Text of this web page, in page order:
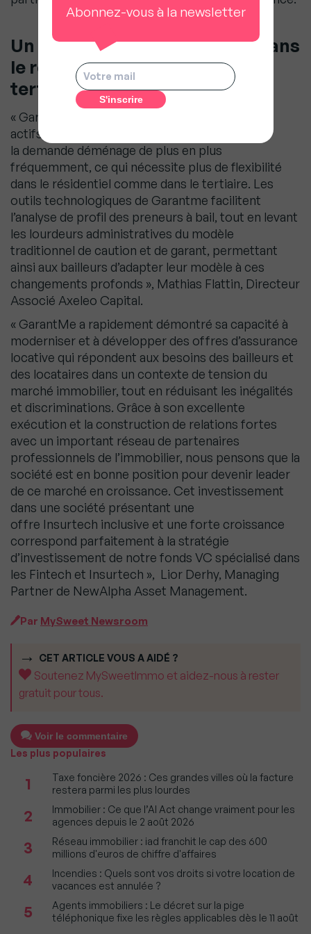
Un besoin: plus de flexibilité dans
le résidentiel comme dans le
tertiaire
« Garantme répond à un besoin de liquidité des
actifs immobiliers, dans un contexte où
la demande déménage de plus en plus
fréquemment, ce qui nécessite plus de flexibilité
dans le résidentiel comme dans le tertiaire. Les
outils technologiques de Garantme facilitent
l’analyse de profil des preneurs à bail, tout en levant
les lourdeurs administratives du modèle
traditionnel de caution et de garant, permettant
ainsi aux bailleurs d’adapter leur modèle à ces
changements profonds », Mathias Flattin, Directeur
Associé Axeleo Capital.
« GarantMe a rapidement démontré sa capacité à
moderniser et à développer des offres d’assurance
locative qui répondent aux besoins des bailleurs et
des locataires dans un contexte de tension du
marché immobilier, tout en réduisant les inégalités
et discriminations. Grâce à son excellente
exécution et la construction de relations fortes
avec un important réseau de partenaires
professionnels de l’immobilier, nous pensons que la
société est en bonne position pour devenir leader
de ce marché en croissance. Cet investissement
dans une société présentant une
offre Insurtech inclusive et une forte croissance
correspond parfaitement à la stratégie
d’investissement de notre fonds VC spécialisé dans
les Fintech et Insurtech », Lior Derhy, Managing
Partner de NewAlpha Asset Management.
Par MySweet Newsroom
CET ARTICLE VOUS A AIDÉ ?
Soutenez MySweetImmo et aidez-nous à rester
gratuit pour tous.
Voir le commentaire
Les plus populaires
1
Taxe foncière 2026 : Ces grandes villes où la facture
restera parmi les plus lourdes
2
Immobilier : Ce que l’AI Act change vraiment pour les
agences depuis le 2 août 2026
3
Réseau immobilier : iad franchit le cap des 600
millions d'euros de chiffre d'affaires
4
Incendies : Quels sont vos droits si votre location de
vacances est annulée ?
5
Agents immobiliers : Le décret sur la pige
téléphonique fixe les règles applicables dès le 11 août
Abonnez-vous à la newsletter